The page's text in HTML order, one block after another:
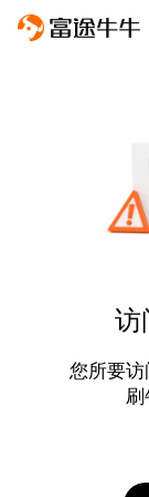
访
您所要
刷